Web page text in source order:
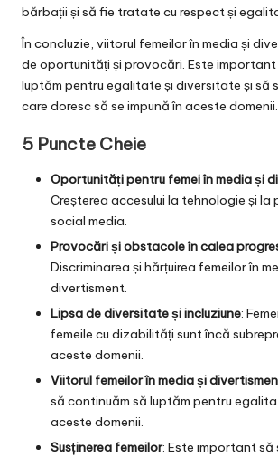
bărbații și să fie tratate cu respect și
În concluzie, viitorul femeilor în media și
de oportunități și provocări. Este important
luptăm pentru egalitate și diversitate și să
care doresc să se impună în aceste domenii.
5 Puncte Cheie
Oportunități pentru femei în media și
Creșterea accesului la tehnologie și la
social media.
Provocări și obstacole în calea
Discriminarea și hărțuirea femeilor în
divertisment.
Lipsa de diversitate și incluziune:
femeile cu dizabilități sunt încă
aceste domenii.
Viitorul femeilor în media și
să continuăm să luptăm pentru
aceste domenii.
Susținerea femeilor: Este important să